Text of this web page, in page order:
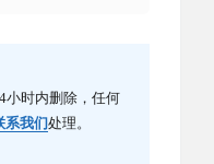
小时内删除，任何
系我们处理。